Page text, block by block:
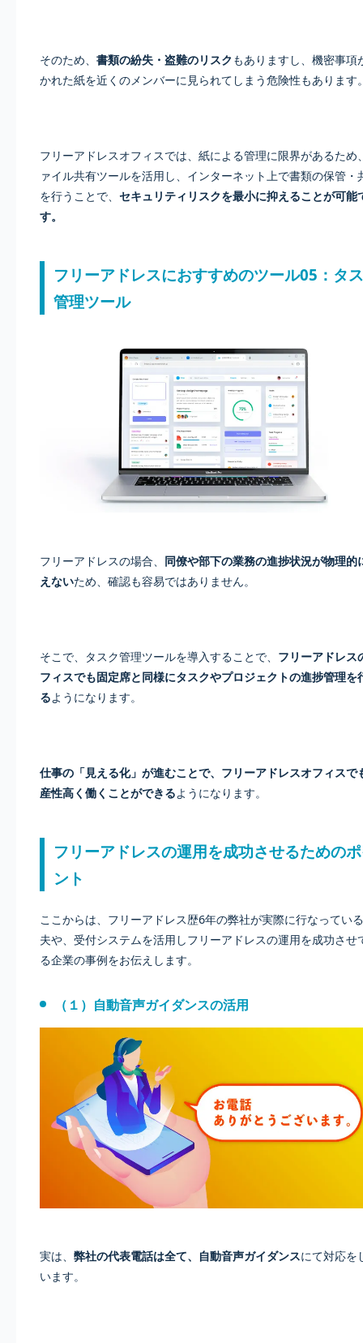
そのため、 書類の紛失・盗難のリスク もありますし、機密事項
かれた紙を近くのメンバーに見られてしまう危険性もあります
フリーアドレスオフィスでは、紙による管理に限界があるため
ァイル共有ツールを活用し、インターネット上で書類の保管・
を行うことで、 セキュリティリスクを最小に抑えることが可能
す。
フリーアドレスにおすすめのツール05：タ
管理ツール
フリーアドレスの場合、 同僚や部下の業務の進捗状況が物理的
えないため、確認も容易ではありません。
そこで、タスク管理ツールを導入することで、 フリーアドレス
フィスでも固定席と同様にタスクやプロジェクトの進捗管理を
るようになります。
仕事の「見える化」が進むことで、フリーアドレスオフィスで
産性高く働くことができるようになります。
フリーアドレスの運用を成功させるための
ント
ここからは、フリーアドレス歴6年の弊社が実際に行なってい
夫や、受付システムを活用しフリーアドレスの運用を成功させ
る企業の事例をお伝えします。
（１）自動音声ガイダンスの活用
実は、 弊社の代表電話は全て、自動音声ガイダンスにて対応を
います。